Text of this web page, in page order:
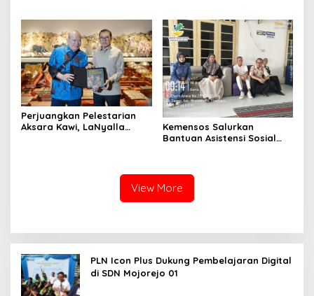
Perjuangkan Pelestarian
Aksara Kawi, LaNyalla
Kemensos Salurkan
Bantuan Asistensi Sosial
View More
PLN Icon Plus Dukung Pembelajaran Digital
di SDN Mojorejo 01